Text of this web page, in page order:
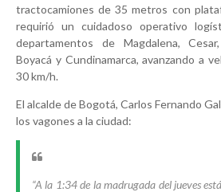
tractocamiones de 35 metros con
requirió un cuidadoso operativo
departamentos de Magdalena,
Boyacá y Cundinamarca, avanzando a
30 km/h.
El alcalde de Bogotá, Carlos Fernando
los vagones a la ciudad:
“A la 1:34 de la madrugada del jueves